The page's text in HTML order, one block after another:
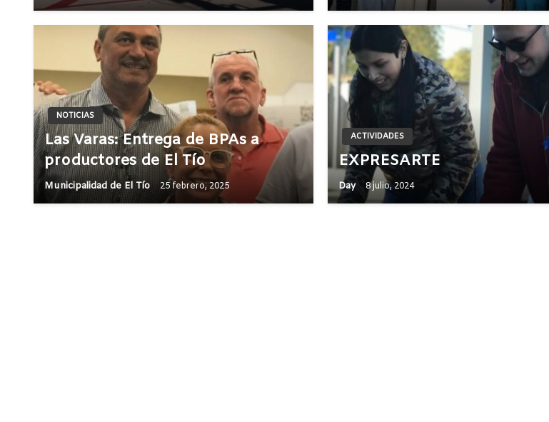
NOTICIAS
Las Varas: Entrega de BPAs a
productores de El Tío
Municipalidad de El Tío 25 febrero, 2025
ACTIVIDADES
EXPRESARTE
Day 8 julio, 2024